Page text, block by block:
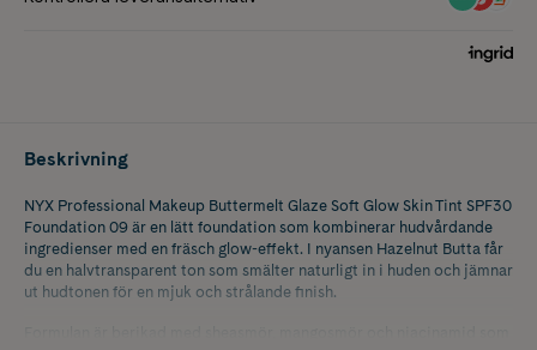
Beskrivning
NYX Professional Makeup Buttermelt Glaze Soft Glow Skin Tint SPF30
Foundation 09 är en lätt foundation som kombinerar hudvårdande
ingredienser med en fräsch glow-effekt. I nyansen Hazelnut Butta får
du en halvtransparent ton som smälter naturligt in i huden och jämnar
ut hudtonen för en mjuk och strålande finish.